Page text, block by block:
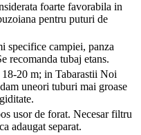
foarte favorabila in
pentru puturi de
specifice campiei, panza
recomanda tubaj etans.
18-20 m; in Tabarastii Noi
uneori tuburi mai groase
usor de forat. Necesar filtru
adaugat separat.